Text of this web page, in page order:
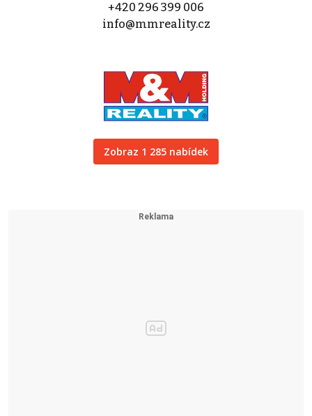
+420 296 399 006
info@mmreality.cz
Zobraz 1 285 nabídek